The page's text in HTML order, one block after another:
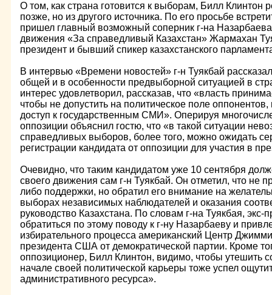
О том, как страна готовится к выборам, Билл Клинтон
позже, но из другого источника. По его просьбе
пришел главный возможный соперник г-на
движения «За справедливый Казахстан» Жармахан
президент и бывший спикер казахстанского
В интервью «Времени новостей» г-н Туякбай
общей и в особенности предвыборной ситуацией в
интерес удовлетворил, рассказав, что «власть
чтобы не допустить на политическое поле
доступ к государственным СМИ». Оперируя
оппозиции объяснил гостю, что «в такой ситуации
справедливых выборов, более того, можно ожидать
регистрации кандидата от оппозиции для участия в
Очевидно, что таким кандидатом уже 10 сентября
своего движения сам г-н Туякбай. Он отметил, что не
либо поддержки, но обратил его внимание на
выборах независимых наблюдателей и оказания
руководство Казахстана. По словам г-на Туякбая,
обратиться по этому поводу к г-ну Назарбаеву и
избирательного процесса американский Центр Джимми
президента США от демократической партии. Кроме
оппозиционер, Билл Клинтон, видимо, чтобы утешить
начале своей политической карьеры тоже успел
административного ресурса».